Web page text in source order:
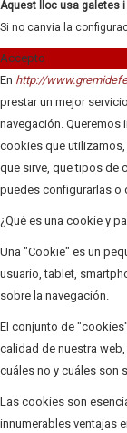
Aquest lloc usa galetes
Si no canvia la
Accepto
En http://
prestar un mejor
navegación. Queremos
cookies que
que sirve, que tipos de
puedes configurarlas o
¿Qué es una cookie y
Una "Cookie" es un
usuario, tablet,
sobre la navegación.
El conjunto de
calidad de nuestra
cuáles no y cuáles son
Las cookies son
innumerables ventajas